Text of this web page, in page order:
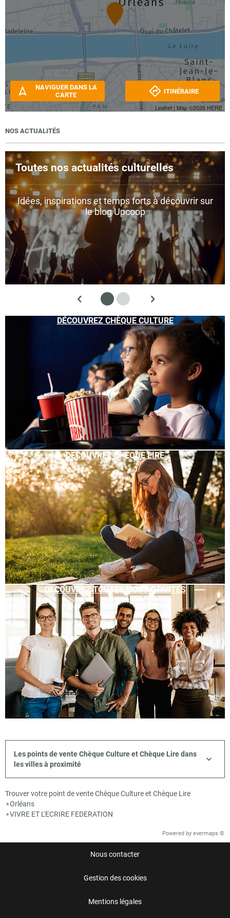
Leaflet | Map ©2026 HERE
NAVIGUER DANS LA
CARTE
ITINÉRAIRE
NOS ACTUALITÉS
Toutes nos actualités culturelles
Idées, inspirations et temps forts à découvrir sur
le blog Upcoop
DÉCOUVREZ CHÈQUE CULTURE
DÉCOUVREZ CHÈQUE LIRE
DÉCOUVREZ TOUTES NOS ACTIVITÉS
Les points de vente Chèque Culture et Chèque Lire dans
les villes à proximité
Trouver votre point de vente Chèque Culture et Chèque Lire
>Orléans
>VIVRE ET L'ECRIRE FEDERATION
Powered by evermaps ©
Nous contacter
Gestion des cookies
Mentions légales